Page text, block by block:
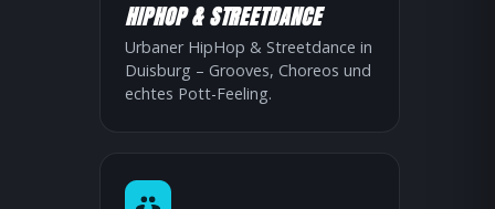
HIPHOP & STREETDANCE
Urbaner HipHop & Streetdance in
Duisburg – Grooves, Choreos und
echtes Pott-Feeling.